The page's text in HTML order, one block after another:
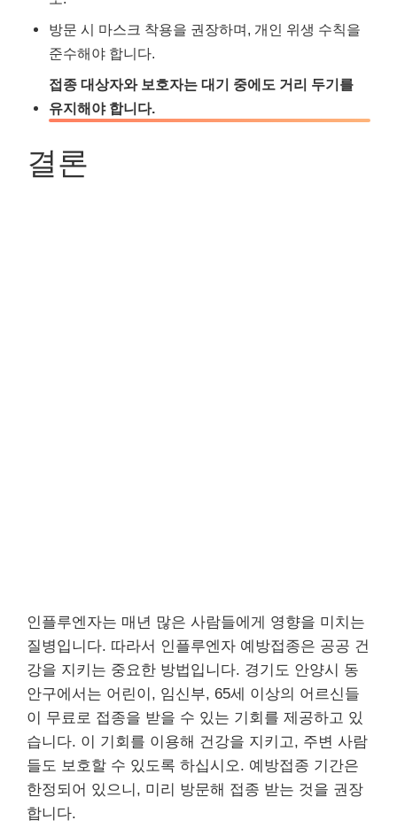
방문 시 마스크 착용을 권장하며, 개인 위생 수칙을
준수해야 합니다.
접종 대상자와 보호자는 대기 중에도 거리 두기를
유지해야 합니다.
결론
인플루엔자는 매년 많은 사람들에게 영향을 미치는
질병입니다. 따라서 인플루엔자 예방접종은 공공 건
강을 지키는 중요한 방법입니다. 경기도 안양시 동
안구에서는 어린이, 임신부, 65세 이상의 어르신들
이 무료로 접종을 받을 수 있는 기회를 제공하고 있
습니다. 이 기회를 이용해 건강을 지키고, 주변 사람
들도 보호할 수 있도록 하십시오. 예방접종 기간은
한정되어 있으니, 미리 방문해 접종 받는 것을 권장
합니다.